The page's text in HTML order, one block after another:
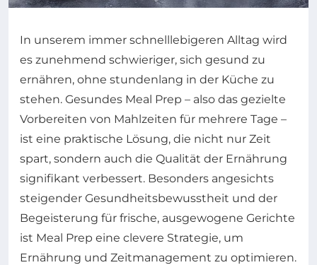
In unserem immer schnelllebigeren Alltag wird
es zunehmend schwieriger, sich gesund zu
ernähren, ohne stundenlang in der Küche zu
stehen. Gesundes Meal Prep – also das gezielte
Vorbereiten von Mahlzeiten für mehrere Tage –
ist eine praktische Lösung, die nicht nur Zeit
spart, sondern auch die Qualität der Ernährung
signifikant verbessert. Besonders angesichts
steigender Gesundheitsbewusstheit und der
Begeisterung für frische, ausgewogene Gerichte
ist Meal Prep eine clevere Strategie, um
Ernährung und Zeitmanagement zu optimieren.